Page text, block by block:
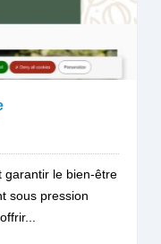
garantir le bien-être
sous pression